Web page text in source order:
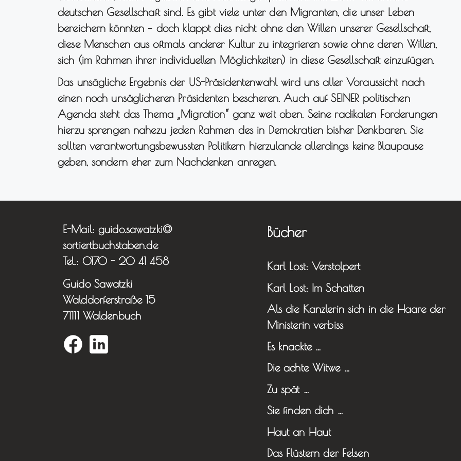
deutschen Gesellschaft sind. Es gibt viele unter den Migranten, die unser Leben
bereichern könnten – doch klappt dies nicht ohne den Willen unserer Gesellschaft,
diese Menschen aus oftmals anderer Kultur zu integrieren sowie ohne deren Willen,
sich (im Rahmen ihrer individuellen Möglichkeiten) in diese Gesellschaft einzufügen.
Das unsägliche Ergebnis der US-Präsidentenwahl wird uns aller Voraussicht nach
einen noch unsäglicheren Präsidenten bescheren. Auch auf SEINER politischen
Agenda steht das Thema „Migration“ ganz weit oben. Seine radikalen Forderungen
hierzu sprengen nahezu jeden Rahmen des in Demokratien bisher Denkbaren. Sie
sollten verantwortungsbewussten Politikern hierzulande allerdings keine Blaupause
geben, sondern eher zum Nachdenken anregen.
E-Mail: guido.sawatzki@
sortiertbuchstaben.de
Tel.: 0170 - 20 41 458
Guido Sawatzki
Walddorferstraße 15
71111 Waldenbuch
Bücher
Karl Lost: Verstolpert
Karl Lost: Im Schatten
Als die Kanzlerin sich in die Haare der
Ministerin verbiss
Es knackte …
Die achte Witwe …
Zu spät …
Sie finden dich …
Haut an Haut
Das Flüstern der Felsen